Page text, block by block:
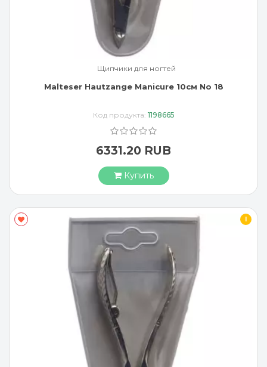
Щипчики для ногтей
Malteser Hautzange Manicure 10см No 18
Код продукта: 1198665
6331.20 RUB
Купить
I